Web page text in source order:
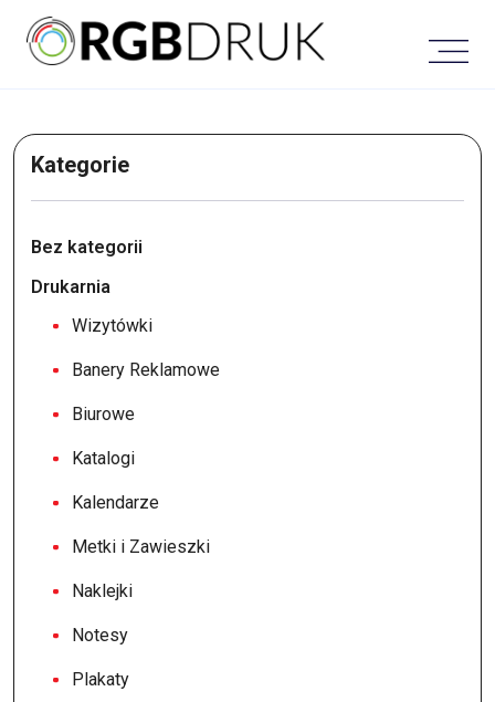
content
Kategorie
Bez kategorii
Drukarnia
Wizytówki
Banery Reklamowe
Biurowe
Katalogi
Kalendarze
Metki i Zawieszki
Naklejki
Notesy
Plakaty